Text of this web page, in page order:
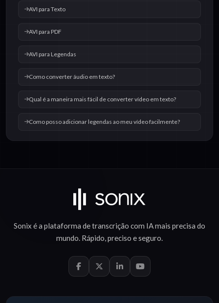
AVI para Texto
AVI para PDF
AVI para Legendas
Como converter áudio em texto?
Qual é a maneira mais fácil de converter vídeo em texto?
Como posso adicionar legendas ao meu vídeo facilmente?
Sonix é a plataforma detranscrição com IAmais precisa do
mundo. Rápido,preciso eseguro.